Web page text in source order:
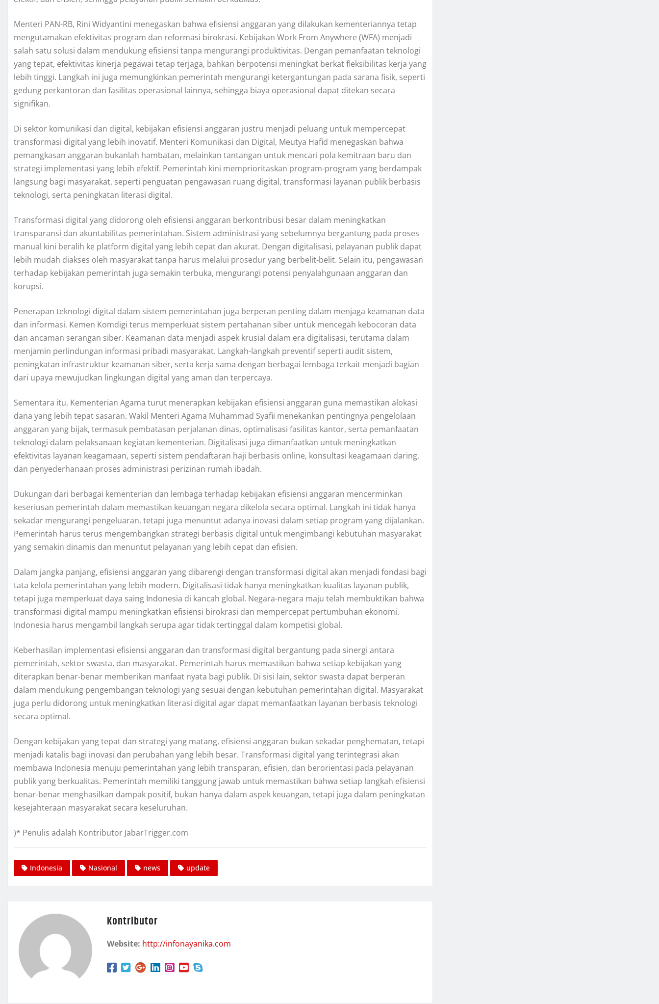
Menteri PAN-RB, Rini Widyantini menegaskan bahwa efisiensi anggaran yang dilakukan kementeriannya tetap
mengutamakan efektivitas program dan reformasi birokrasi. Kebijakan Work From Anywhere (WFA) menjadi
salah satu solusi dalam mendukung efisiensi tanpa mengurangi produktivitas. Dengan pemanfaatan teknologi
yang tepat, efektivitas kinerja pegawai tetap terjaga, bahkan berpotensi meningkat berkat fleksibilitas kerja yang
lebih tinggi. Langkah ini juga memungkinkan pemerintah mengurangi ketergantungan pada sarana fisik, seperti
gedung perkantoran dan fasilitas operasional lainnya, sehingga biaya operasional dapat ditekan secara
signifikan.
Di sektor komunikasi dan digital, kebijakan efisiensi anggaran justru menjadi peluang untuk mempercepat
transformasi digital yang lebih inovatif. Menteri Komunikasi dan Digital, Meutya Hafid menegaskan bahwa
pemangkasan anggaran bukanlah hambatan, melainkan tantangan untuk mencari pola kemitraan baru dan
strategi implementasi yang lebih efektif. Pemerintah kini memprioritaskan program-program yang berdampak
langsung bagi masyarakat, seperti penguatan pengawasan ruang digital, transformasi layanan publik berbasis
teknologi, serta peningkatan literasi digital.
Transformasi digital yang didorong oleh efisiensi anggaran berkontribusi besar dalam meningkatkan
transparansi dan akuntabilitas pemerintahan. Sistem administrasi yang sebelumnya bergantung pada proses
manual kini beralih ke platform digital yang lebih cepat dan akurat. Dengan digitalisasi, pelayanan publik dapat
lebih mudah diakses oleh masyarakat tanpa harus melalui prosedur yang berbelit-belit. Selain itu, pengawasan
terhadap kebijakan pemerintah juga semakin terbuka, mengurangi potensi penyalahgunaan anggaran dan
korupsi.
Penerapan teknologi digital dalam sistem pemerintahan juga berperan penting dalam menjaga keamanan data
dan informasi. Kemen Komdigi terus memperkuat sistem pertahanan siber untuk mencegah kebocoran data
dan ancaman serangan siber. Keamanan data menjadi aspek krusial dalam era digitalisasi, terutama dalam
menjamin perlindungan informasi pribadi masyarakat. Langkah-langkah preventif seperti audit sistem,
peningkatan infrastruktur keamanan siber, serta kerja sama dengan berbagai lembaga terkait menjadi bagian
dari upaya mewujudkan lingkungan digital yang aman dan terpercaya.
Sementara itu, Kementerian Agama turut menerapkan kebijakan efisiensi anggaran guna memastikan alokasi
dana yang lebih tepat sasaran. Wakil Menteri Agama Muhammad Syafii menekankan pentingnya pengelolaan
anggaran yang bijak, termasuk pembatasan perjalanan dinas, optimalisasi fasilitas kantor, serta pemanfaatan
teknologi dalam pelaksanaan kegiatan kementerian. Digitalisasi juga dimanfaatkan untuk meningkatkan
efektivitas layanan keagamaan, seperti sistem pendaftaran haji berbasis online, konsultasi keagamaan daring,
dan penyederhanaan proses administrasi perizinan rumah ibadah.
Dukungan dari berbagai kementerian dan lembaga terhadap kebijakan efisiensi anggaran mencerminkan
keseriusan pemerintah dalam memastikan keuangan negara dikelola secara optimal. Langkah ini tidak hanya
sekadar mengurangi pengeluaran, tetapi juga menuntut adanya inovasi dalam setiap program yang dijalankan.
Pemerintah harus terus mengembangkan strategi berbasis digital untuk mengimbangi kebutuhan masyarakat
yang semakin dinamis dan menuntut pelayanan yang lebih cepat dan efisien.
Dalam jangka panjang, efisiensi anggaran yang dibarengi dengan transformasi digital akan menjadi fondasi bagi
tata kelola pemerintahan yang lebih modern. Digitalisasi tidak hanya meningkatkan kualitas layanan publik,
tetapi juga memperkuat daya saing Indonesia di kancah global. Negara-negara maju telah membuktikan bahwa
transformasi digital mampu meningkatkan efisiensi birokrasi dan mempercepat pertumbuhan ekonomi.
Indonesia harus mengambil langkah serupa agar tidak tertinggal dalam kompetisi global.
Keberhasilan implementasi efisiensi anggaran dan transformasi digital bergantung pada sinergi antara
pemerintah, sektor swasta, dan masyarakat. Pemerintah harus memastikan bahwa setiap kebijakan yang
diterapkan benar-benar memberikan manfaat nyata bagi publik. Di sisi lain, sektor swasta dapat berperan
dalam mendukung pengembangan teknologi yang sesuai dengan kebutuhan pemerintahan digital. Masyarakat
juga perlu didorong untuk meningkatkan literasi digital agar dapat memanfaatkan layanan berbasis teknologi
secara optimal.
Dengan kebijakan yang tepat dan strategi yang matang, efisiensi anggaran bukan sekadar penghematan, tetapi
menjadi katalis bagi inovasi dan perubahan yang lebih besar. Transformasi digital yang terintegrasi akan
membawa Indonesia menuju pemerintahan yang lebih transparan, efisien, dan berorientasi pada pelayanan
publik yang berkualitas. Pemerintah memiliki tanggung jawab untuk memastikan bahwa setiap langkah efisiensi
benar-benar menghasilkan dampak positif, bukan hanya dalam aspek keuangan, tetapi juga dalam peningkatan
kesejahteraan masyarakat secara keseluruhan.
)* Penulis adalah Kontributor JabarTrigger.com
Indonesia Nasional news update
Kontributor
Website: http://infonayanika.com